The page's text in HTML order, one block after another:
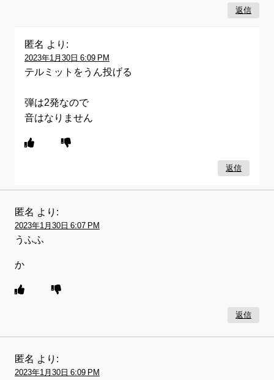
返信
匿名 より:
2023年1月30日 6:09 PM
テルミットをうん投げる
弾は2発なので
音はなりません
返信
匿名 より:
2023年1月30日 6:07 PM
うふふ
か
返信
匿名 より:
2023年1月30日 6:09 PM